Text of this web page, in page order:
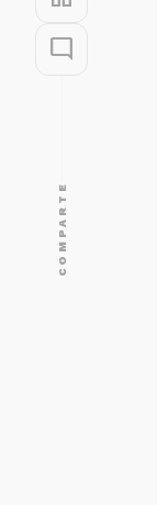
mode_comment
COMPARTE